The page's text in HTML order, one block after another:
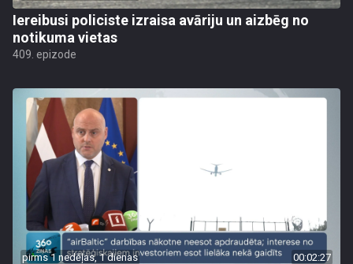
Iereibusi policiste izraisa avāriju un aizbēg no
notikuma vietas
409. epizode
pirms 1 nedēļas, 1 dienas 00:02:27